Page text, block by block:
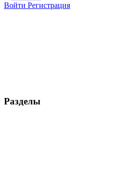
Войти Регистрация
Разделы